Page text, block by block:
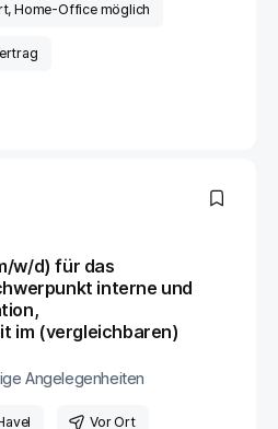
, Home-Office möglich
w/d) für das
interne und
im (vergleichbaren)
Angelegenheiten
Vor Ort